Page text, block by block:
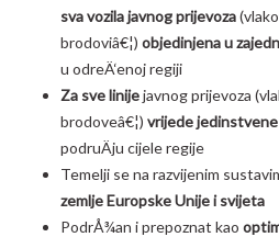
sva vozila javnog prijevoza
brodoviâ€¦) objedinjena u
u odreÄ‘enoj regiji
Za sve linijejavnog prijevoza
brodoveâ€¦) vrijede jedinstvene
podruÄju cijele regije
Temelji se na razvijenim
zemlje Europske Unije i svijeta
PodrÅ¾an i prepoznat kao